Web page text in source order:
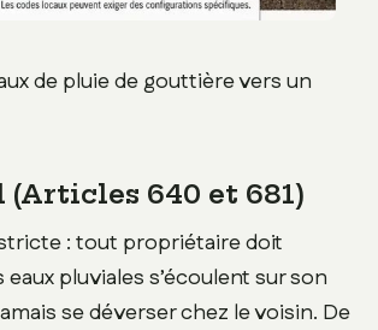
de pluie de gouttière vers un
640 et 681)
: tout propriétaire doit
pluviales s’écoulent sur son
se déverser chez le voisin. De